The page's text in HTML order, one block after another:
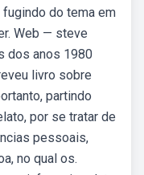
do tema em
Web — steve
dos anos 1980
livro sobre
partindo
por se tratar de
pessoais,
no qual os.